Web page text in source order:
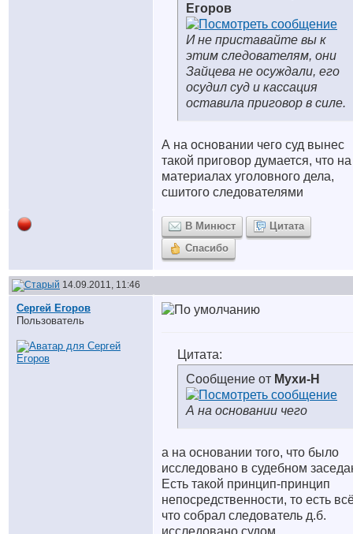
Егоров
И не приставайте вы к
этим следователям, они
Зайцева не осуждали, его
осудил суд и кассация
оставила приговор в силе.
А на основании чего суд вынес
такой приговор думается, что на
материалах уголовного дела,
сшитого следователями
В Минюст
Цитата
Спасибо
14.09.2011, 11:46
Сергей Егоров
Пользователь
Цитата:
Сообщение от Мухи-Н
А на основании чего
а на основании того, что было
исследовано в судебном
Есть такой принцип-принцип
непосредственности, то есть
что собрал следователь д.б.
исследовано судом